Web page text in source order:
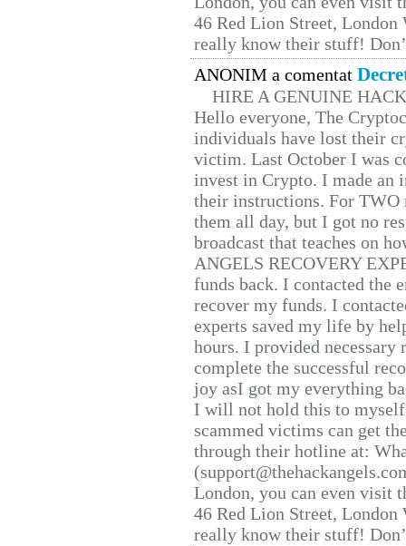
46 Red Lion Street, London
really know their stuff!
ANONIM a comentat
HIRE A GENUINE
Hello everyone, The
individuals have lost their
victim. Last October I was
invest in Crypto. I made
their instructions. For TWO
them all day, but I got no
broadcast that teaches on
ANGELS RECOVERY
funds back. I contacted the
recover my funds. I
experts saved my life by
hours. I provided
complete the successful
joy asI got my everything
I will not hold this to
scammed victims can get
through their hotline at:
London, you can even visit
46 Red Lion Street, London
really know their stuff!